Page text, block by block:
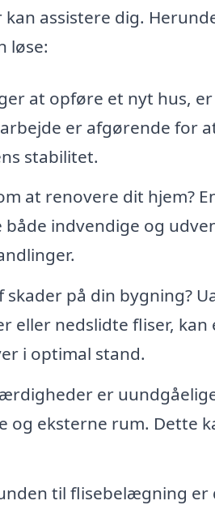
assistere dig.
løse:
at opføre et nyt hus,
er afgørende for
stabilitet.
at renovere dit hjem?
indvendige og
skader på din bygning?
eller nedslidte fliser,
i optimal stand.
er
eksterne rum. Dette
til flisebelægning